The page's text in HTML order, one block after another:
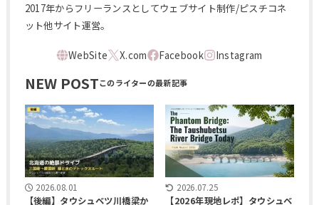
2017年からフリーランスとしてウェブサイト制作/ピスチコネ
ット他サイト運営。
NEW POST
2026.08.01
【後編】タウシュベツ川橋梁か
2026.07.25
【2026年現地レポ】タウシュベ